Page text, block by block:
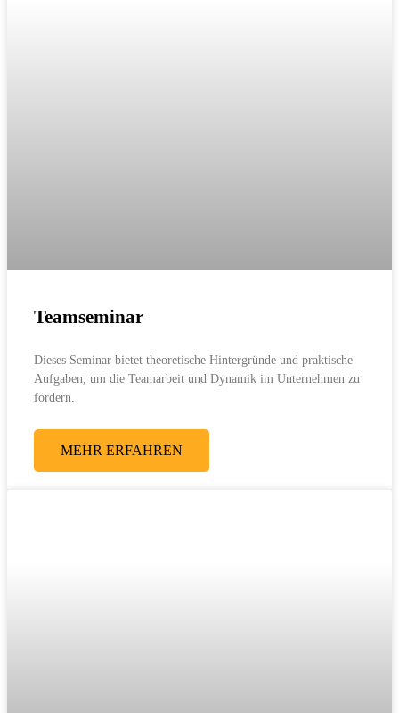
Teamseminar
Dieses Seminar bietet theoretische Hintergründe und praktische
Aufgaben, um die Teamarbeit und Dynamik im Unternehmen zu
fördern.
MEHR ERFAHREN